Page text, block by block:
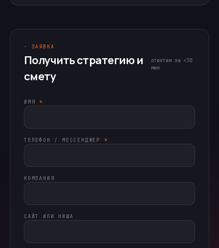
· ЗАЯВКА
Получить стратегию и
смету
ответим за <30
мин
ИМЯ *
ТЕЛЕФОН / МЕССЕНДЖЕР *
КОМПАНИЯ
САЙТ ИЛИ НИША